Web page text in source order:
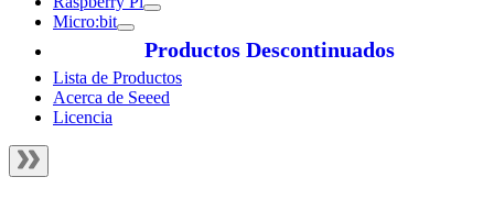
Micro:bit
Productos Descontinuados
Lista de Productos
Acerca de Seeed
Licencia